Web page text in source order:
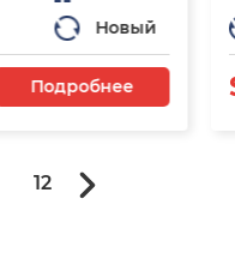
Новый
Подробнее
12